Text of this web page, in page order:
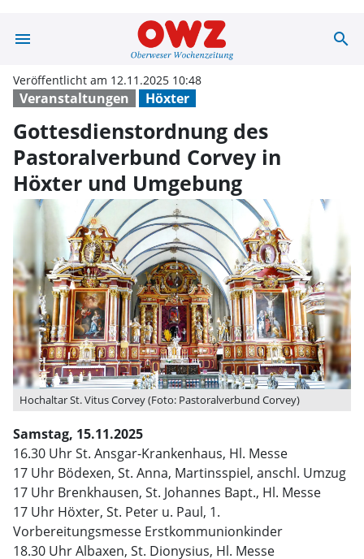
menu search
Veranstaltungen Höxter
Veröffentlicht am 12.11.2025 10:48
Gottesdienstordnung des
Pastoralverbund Corvey in
Höxter und Umgebung
Hochaltar St. Vitus Corvey (Foto: Pastoralverbund Corvey)
Samstag, 15.11.2025
16.30 Uhr St. Ansgar-Krankenhaus, Hl. Messe
17 Uhr Bödexen, St. Anna, Martinsspiel, anschl. Umzug
17 Uhr Brenkhausen, St. Johannes Bapt., Hl. Messe
17 Uhr Höxter, St. Peter u. Paul, 1.
Vorbereitungsmesse Erstkommunionkinder
18.30 Uhr Albaxen, St. Dionysius, Hl. Messe